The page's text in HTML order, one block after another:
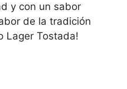
y con un sabor
de la tradición
Lager Tostada!